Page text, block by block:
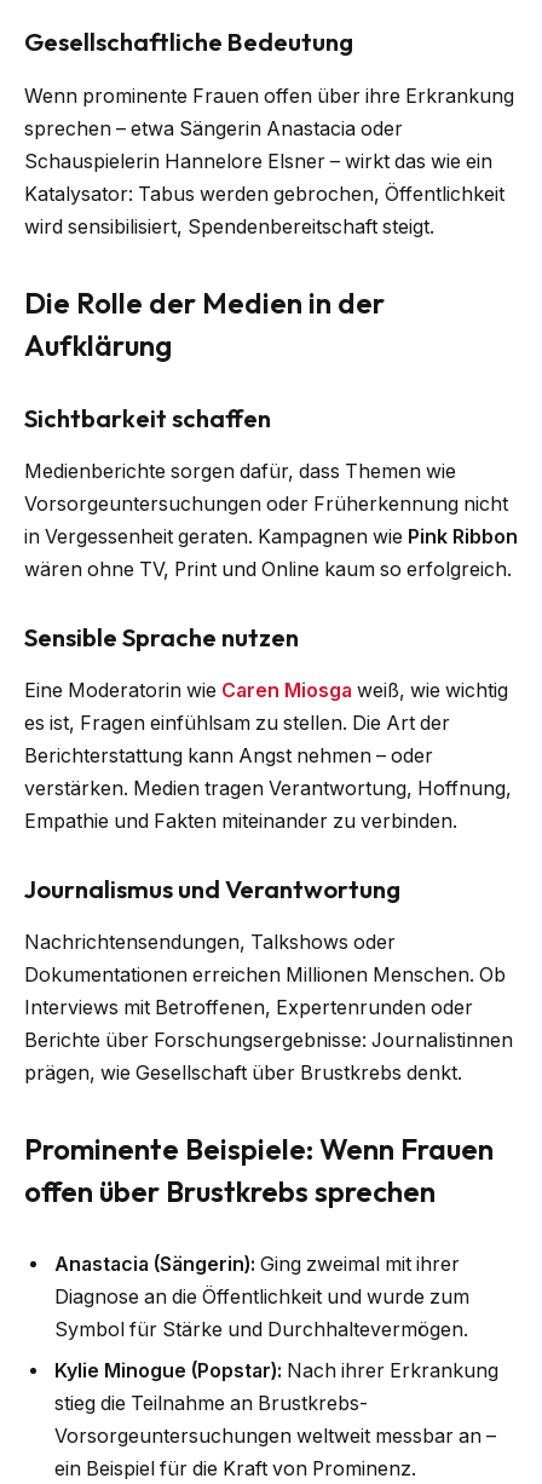
Gesellschaftliche Bedeutung
Wenn prominente Frauen offen über ihre Erkrankung
sprechen – etwa Sängerin Anastacia oder
Schauspielerin Hannelore Elsner – wirkt das wie ein
Katalysator: Tabus werden gebrochen, Öffentlichkeit
wird sensibilisiert, Spendenbereitschaft steigt.
Die Rolle der Medien in der
Aufklärung
Sichtbarkeit schaffen
Medienberichte sorgen dafür, dass Themen wie
Vorsorgeuntersuchungen oder Früherkennung nicht
in Vergessenheit geraten. Kampagnen wie Pink Ribbon
wären ohne TV, Print und Online kaum so erfolgreich.
Sensible Sprache nutzen
Eine Moderatorin wie Caren Miosga weiß, wie wichtig
es ist, Fragen einfühlsam zu stellen. Die Art der
Berichterstattung kann Angst nehmen – oder
verstärken. Medien tragen Verantwortung, Hoffnung,
Empathie und Fakten miteinander zu verbinden.
Journalismus und Verantwortung
Nachrichtensendungen, Talkshows oder
Dokumentationen erreichen Millionen Menschen. Ob
Interviews mit Betroffenen, Expertenrunden oder
Berichte über Forschungsergebnisse: Journalistinnen
prägen, wie Gesellschaft über Brustkrebs denkt.
Prominente Beispiele: Wenn Frauen
offen über Brustkrebs sprechen
Anastacia (Sängerin): Ging zweimal mit ihrer
Diagnose an die Öffentlichkeit und wurde zum
Symbol für Stärke und Durchhaltevermögen.
Kylie Minogue (Popstar): Nach ihrer Erkrankung
stieg die Teilnahme an Brustkrebs-
Vorsorgeuntersuchungen weltweit messbar an –
ein Beispiel für die Kraft von Prominenz.